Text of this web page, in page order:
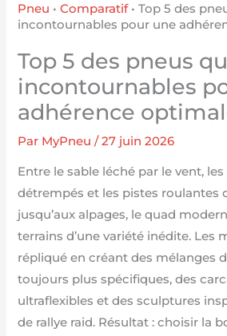
Pneu •Comparatif•Top 5 des
incontournables pour une
Top 5 des pneus
incontournables
adhérence
Par MyPneu/27 juin 2026
Entre le sable léché par le vent,
détrempés et les pistes roulantes
jusqu’aux alpages, le quad
terrains d’une variété inédite. Les
répliqué en créant des mélanges
toujours plus spécifiques, des
ultraflexibles et des sculptures
de rallye raid. Résultat : choisir la